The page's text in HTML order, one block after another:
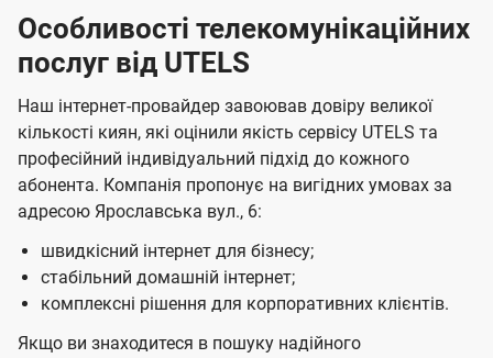
Особливості телекомунікаційних
послуг від UTELS
Наш інтернет-провайдер завоював довіру великої
кількості киян, які оцінили якість сервісу UTELS та
професійний індивідуальний підхід до кожного
абонента. Компанія пропонує на вигідних умовах за
адресою Ярославська вул., 6:
швидкісний інтернет для бізнесу;
стабільний домашній інтернет;
комплексні рішення для корпоративних клієнтів.
Якщо ви знаходитеся в пошуку надійного